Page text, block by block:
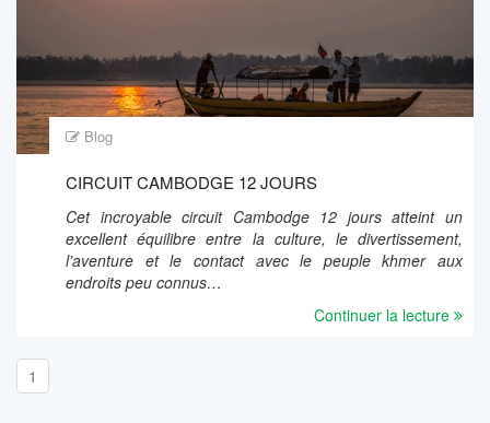
Blog
CIRCUIT CAMBODGE 12 JOURS
Cet incroyable circuit Cambodge 12 jours atteint un
excellent équilibre entre la culture, le divertissement,
l’aventure et le contact avec le peuple khmer aux
endroits peu connus…
Continuer la lecture
1